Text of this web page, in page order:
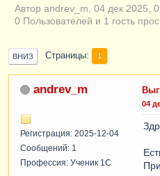
Автор andrev_m, 04 дек 2025,
0 Пользователей и 1 гость
ВНИЗ Страницы 1
andrev_m
Регистрация: 2025-12-04
Сообщений: 1
Профессия: Ученик 1С
04